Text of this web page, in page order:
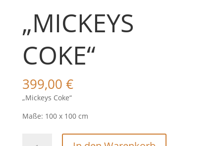
„MICKEYS
COKE“
399,00 €
„Mickeys Coke“
Maße: 100 x 100 cm